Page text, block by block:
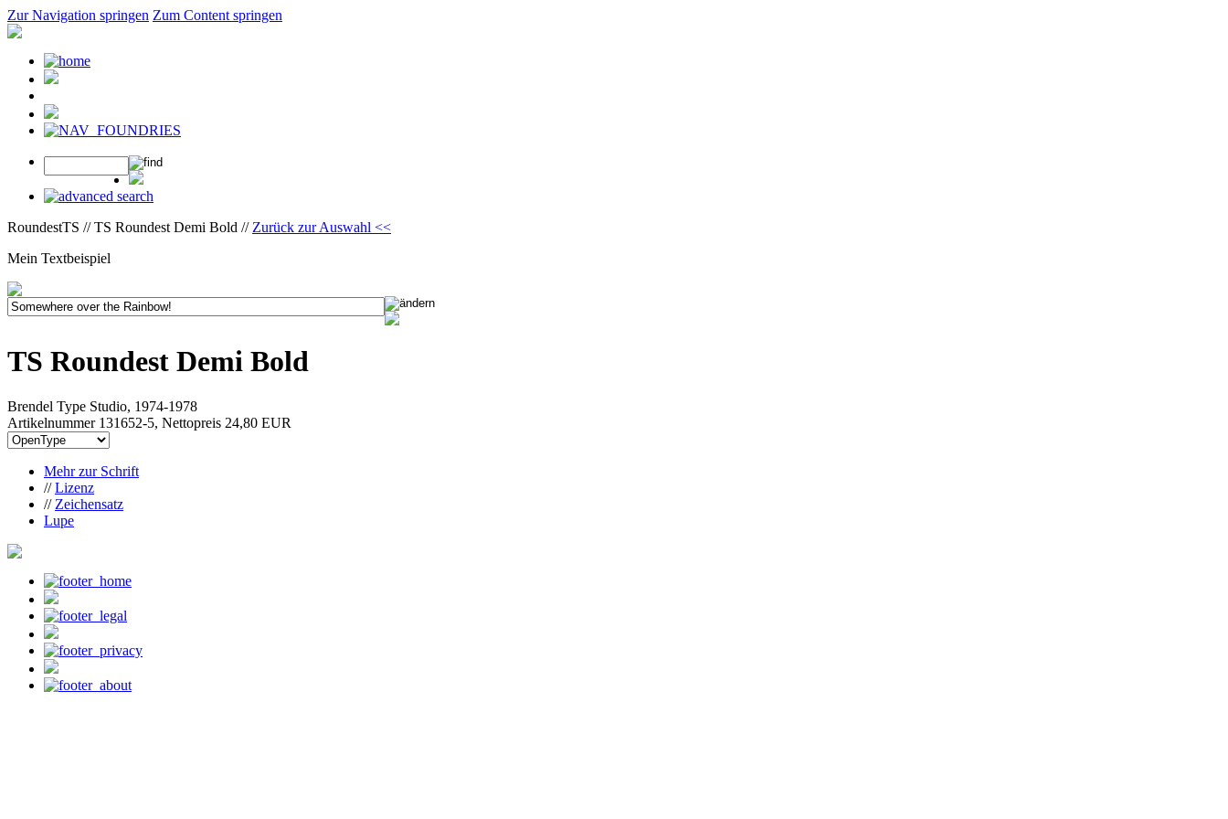
Zur Navigation springen Zum Content springen
RoundestTS // TS Roundest Demi Bold // Zurück zur Auswahl <<
Mein Textbeispiel
TS Roundest Demi Bold
Brendel Type Studio, 1974-1978
Artikelnummer 131652-5, Nettopreis 24,80 EUR
Mehr zur Schrift
//Lizenz
// Zeichensatz
Lupe